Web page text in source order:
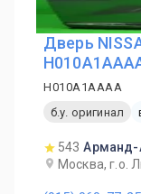
Дверь
H010A1AAAA
б.у. оригинал
543 Арманд-
Москва, г.о.